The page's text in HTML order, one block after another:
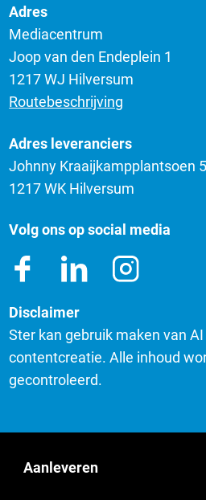
Adres
Mediacentrum
Joop van den Endeplein 1
1217 WJ Hilversum
Routebeschrijving
Adres leveranciers
Johnny Kraaijkampplantsoen 5
1217 WK Hilversum
Volg ons op social media
Disclaimer
Ster kan gebruik maken van
contentcreatie. Alle inhoud
gecontroleerd.
Aanleveren